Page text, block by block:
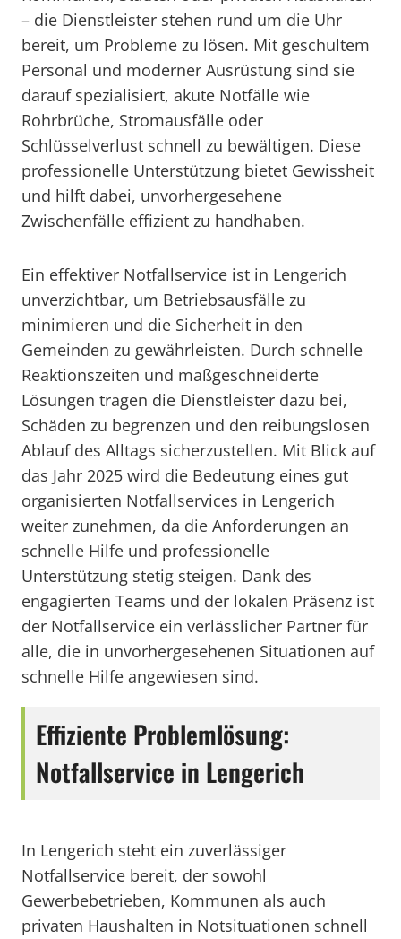
– die Dienstleister stehen rund um die Uhr
bereit, um Probleme zu lösen. Mit geschultem
Personal und moderner Ausrüstung sind sie
darauf spezialisiert, akute Notfälle wie
Rohrbrüche, Stromausfälle oder
Schlüsselverlust schnell zu bewältigen. Diese
professionelle Unterstützung bietet Gewissheit
und hilft dabei, unvorhergesehene
Zwischenfälle effizient zu handhaben.
Ein effektiver Notfallservice ist in Lengerich
unverzichtbar, um Betriebsausfälle zu
minimieren und die Sicherheit in den
Gemeinden zu gewährleisten. Durch schnelle
Reaktionszeiten und maßgeschneiderte
Lösungen tragen die Dienstleister dazu bei,
Schäden zu begrenzen und den reibungslosen
Ablauf des Alltags sicherzustellen. Mit Blick auf
das Jahr 2025 wird die Bedeutung eines gut
organisierten Notfallservices in Lengerich
weiter zunehmen, da die Anforderungen an
schnelle Hilfe und professionelle
Unterstützung stetig steigen. Dank des
engagierten Teams und der lokalen Präsenz ist
der Notfallservice ein verlässlicher Partner für
alle, die in unvorhergesehenen Situationen auf
schnelle Hilfe angewiesen sind.
Effiziente Problemlösung:
Notfallservice in Lengerich
In Lengerich steht ein zuverlässiger
Notfallservice bereit, der sowohl
Gewerbebetrieben, Kommunen als auch
privaten Haushalten in Notsituationen schnell